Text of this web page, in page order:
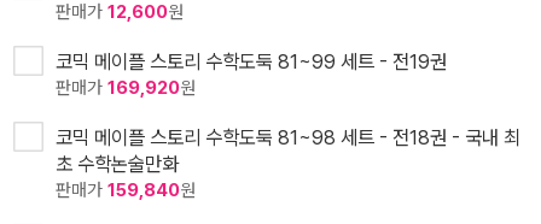
판매가 12,600원
코믹 메이플 스토리 수학도둑 81~99 세트 - 전19권
판매가 169,920원
코믹 메이플 스토리 수학도둑 81~98 세트 - 전18권 - 국내 최
초 수학논술만화
판매가 159,840원